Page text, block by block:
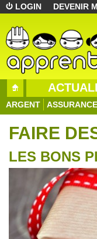
LOGIN DEVENIR
ARGENT
FAIRE
LES BONS